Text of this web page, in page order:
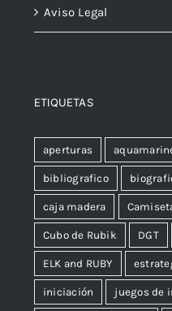
Aviso Legal
ETIQUETAS
aperturas
bibliografico
caja madera
Cubo de Rubik DGT
ELK and RUBY
iniciación juegos de